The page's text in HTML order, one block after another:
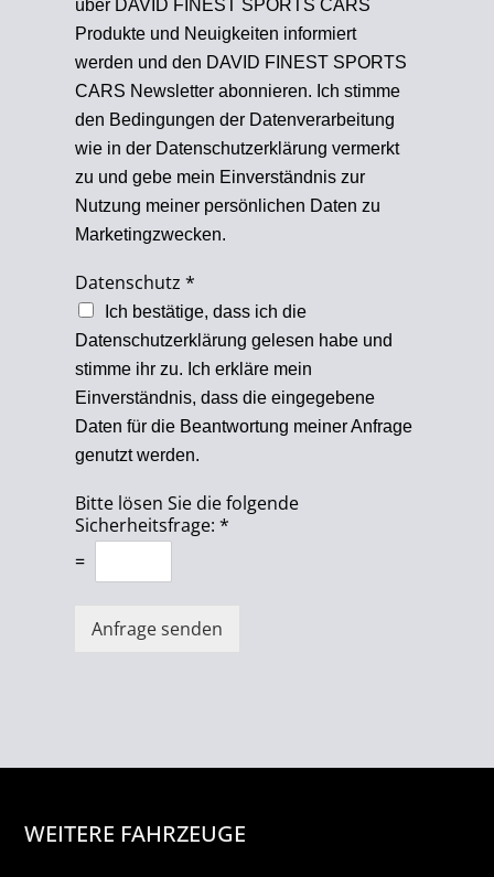
w
s
l
e
t
t
e
r
über DAVID FINEST SPORTS CARS
Produkte und Neuigkeiten informiert
werden und den DAVID FINEST SPORTS
CARS Newsletter abonnieren. Ich stimme
den Bedingungen der Datenverarbeitung
wie in der Datenschutzerklärung vermerkt
zu und gebe mein Einverständnis zur
Nutzung meiner persönlichen Daten zu
Marketingzwecken.
Datenschutz*
Ich bestätige, dass ich die
Datenschutzerklärung gelesen habe und
stimme ihr zu. Ich erkläre mein
Einverständnis, dass die eingegebene
Daten für die Beantwortung meiner Anfrage
genutzt werden.
Bitte lösen Sie die folgende
Sicherheitsfrage:*
=
Anfrage senden
WEITERE FAHRZEUGE